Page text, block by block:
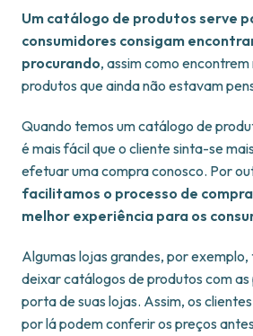
Um catálogo de produtos serve
consumidores consigam
procurando, assim como
produtos que ainda não estavam
Quando temos um catálogo de
é mais fácil que o cliente sinta-se
efetuar uma compra conosco. Por
facilitamos o processo de
melhor experiência para os
Algumas lojas grandes, por
deixar catálogos de produtos com
porta de suas lojas. Assim, os
por lá podem conferir os preços